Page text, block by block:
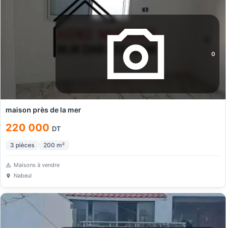
0
maison près de la mer
220 000 DT
3 pièces 200 m²
Maisons à vendre
Nabeul